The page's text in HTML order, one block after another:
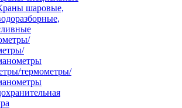
шаровые,
термометры/